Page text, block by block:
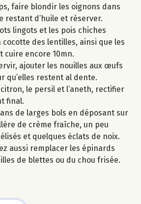
faire blondir les oignons dans
restant d’huile et réserver.
lingots et les pois chiches
cocotte des lentilles, ainsi que les
cuire encore 10mn.
ajouter les nouilles aux œufs
qu’elles restent al dente.
le persil et l’aneth, rectifier
final.
de larges bols en déposant sur
de crème fraîche, un peu
et quelques éclats de noix.
aussi remplacer les épinards
de blettes ou du chou frisée.